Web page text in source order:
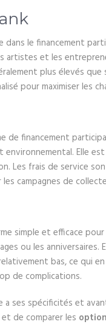
dans le financement
artistes et les
plus élevés que
pour maximiser les
de financement
Elle
Les frais de service
campagnes de
simple et efficace
ou les anniversaires.
bas, ce qui
de complications.
a ses spécificités et
de comparer les